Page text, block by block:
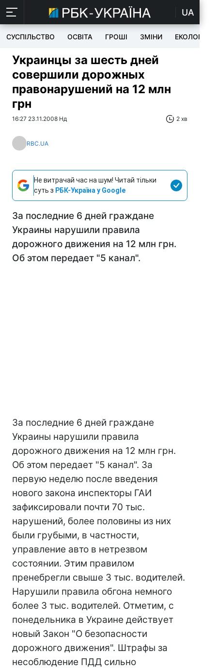
UA
СУСПІЛЬСТВО ОСВІТА ГРОШІ ЗМІНИ ЕКОЛОГІЯ
Украинцы за шесть дней
совершили дорожных
правонарушений на 12 млн
грн
16:27 23.11.2008 Нд 2 хв
RBC.UA
Не витрачай час на шум! Читай тільки
суть з РБК-Україна у Google
За последние 6 дней граждане
Украины нарушили правила
дорожного движения на 12 млн грн.
Об этом передает "5 канал".
За последние 6 дней граждане
Украины нарушили правила
дорожного движения на 12 млн грн.
Об этом передает "5 канал". За
первую неделю после введения
нового закона инспекторы ГАИ
зафиксировали почти 70 тыс.
нарушений, более половины из них
были грубыми, в частности,
управление авто в нетрезвом
состоянии. Этим правилом
пренебрегли свыше 3 тыс. водителей.
Нарушили правила обгона немного
более 3 тыс. водителей. Отметим, с
понедельника в Украине действует
новый Закон "О безопасности
дорожного движения". Штрафы за
несоблюдение ПДД сильно